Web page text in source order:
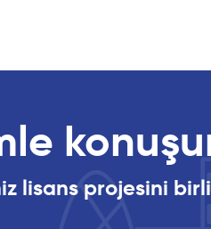
lisans projesini